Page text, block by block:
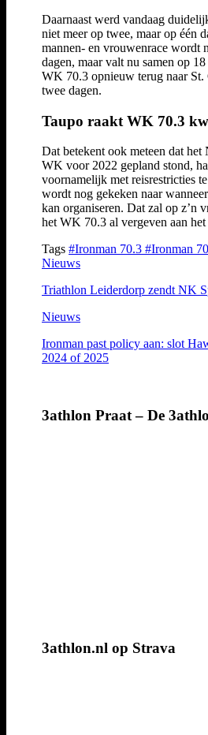
Daarnaast werd vandaag
niet meer op twee, maar op één
mannen- en vrouwenrace wordt
dagen, maar valt nu samen op
WK 70.3 opnieuw terug naar
twee dagen.
Taupo raakt WK 70.3
Dat betekent ook meteen dat
WK voor 2022 gepland stond,
voornamelijk met reisrestricties
wordt nog gekeken naar
kan organiseren. Dat zal op z’n
het WK 70.3 al vergeven aan
Tags #Ironman 70.3 #Ironman
Nieuws
Triathlon Leiderdorp zendt NK
Nieuws
Ironman past policy aan: slot
2024 of 2025
3athlon Praat – De
3athlon.nl op Strava